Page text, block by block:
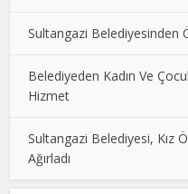
Sultangazi Belediyesinden
Belediyeden Kadın Ve
Hizmet
Sultangazi Belediyesi, Kız
Ağırladı